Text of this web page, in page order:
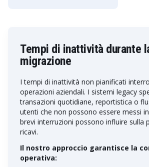
Tempi di inattività durante
migrazione
I tempi di inattività non pianificati
operazioni aziendali. I sistemi legacy
transazioni quotidiane, reportistica o
utenti che non possono essere messi
brevi interruzioni possono influire sulla
ricavi.
Il nostro approccio garantisce la
operativa: